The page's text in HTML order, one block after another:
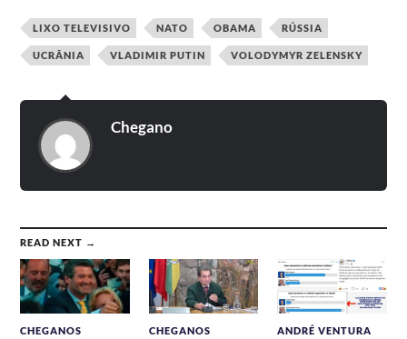
LIXO TELEVISIVO NATO OBAMA RÚSSIA
UCRÂNIA VLADIMIR PUTIN VOLODYMYR ZELENSKY
Chegano
READ NEXT →
CHEGANOS
CHEGANOS
ANDRÉ VENTURA